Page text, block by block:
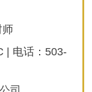
师
| 电话：503-